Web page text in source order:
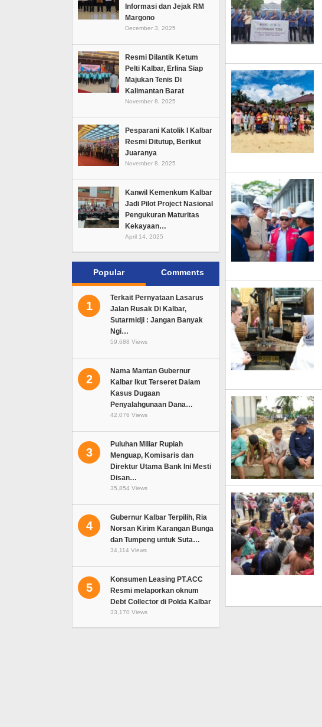
Informasi dan Jejak RM
Margono
December 3, 2025
Resmi Dilantik Ketum
Pelti Kalbar, Erlina Siap
Majukan Tenis Di
Kalimantan Barat
November 8, 2025
Pesparani Katolik I Kalbar
Resmi Ditutup, Berikut
Juaranya
November 8, 2025
Kanwil Kemenkum Kalbar
Jadi Pilot Project Nasional
Pengukuran Maturitas
Kekayaan…
April 14, 2025
Popular Comments
1
Terkait Pernyataan Lasarus
Jalan Rusak Di Kalbar,
Sutarmidji : Jangan Banyak
Ngi…
59,688 Views
2
Nama Mantan Gubernur
Kalbar Ikut Terseret Dalam
Kasus Dugaan
Penyalahgunaan Dana…
42,076 Views
3
Puluhan Miliar Rupiah
Menguap, Komisaris dan
Direktur Utama Bank Ini Mesti
Disan…
35,854 Views
4
Gubernur Kalbar Terpilih, Ria
Norsan Kirim Karangan Bunga
dan Tumpeng untuk Suta…
34,114 Views
5
Konsumen Leasing PT.ACC
Resmi melaporkan oknum
Debt Collector di Polda Kalbar
33,170 Views